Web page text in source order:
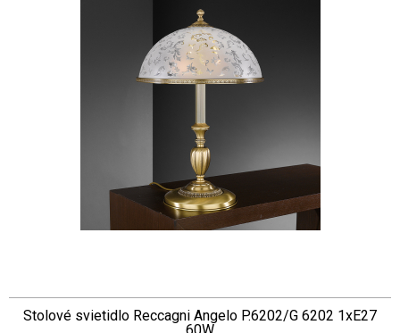
Stolové svietidlo Reccagni Angelo P.6202/G 6202 1xE27